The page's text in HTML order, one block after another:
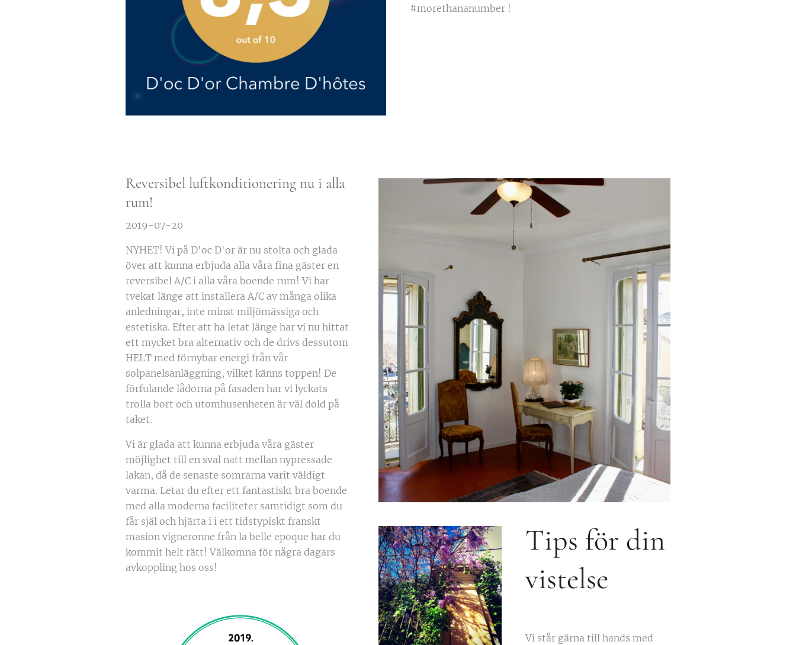
#morethananumber !
Reversibel luftkonditionering nu i alla
rum!
2019-07-20
NYHET! Vi på D'oc D'or är nu stolta och glada
över att kunna erbjuda alla våra fina gäster en
reversibel A/C i alla våra boende rum! Vi har
tvekat länge att installera A/C av många olika
anledningar, inte minst miljömässiga och
estetiska. Efter att ha letat länge har vi nu hittat
ett mycket bra alternativ och de drivs dessutom
HELT med förnybar energi från vår
solpanelsanläggning, vilket känns toppen! De
förfulande lådorna på fasaden har vi lyckats
trolla bort och utomhusenheten är väl dold på
taket.
Vi är glada att kunna erbjuda våra gäster
möjlighet till en sval natt mellan nypressade
lakan, då de senaste somrarna varit väldigt
varma. Letar du efter ett fantastiskt bra boende
med alla moderna faciliteter samtidigt som du
får själ och hjärta i i ett tidstypiskt franskt
masion vigneronne från la belle epoque har du
kommit helt rätt! Välkomna för några dagars
avkoppling hos oss! 💖
Tips för din
vistelse
Vi står gärna till hands med